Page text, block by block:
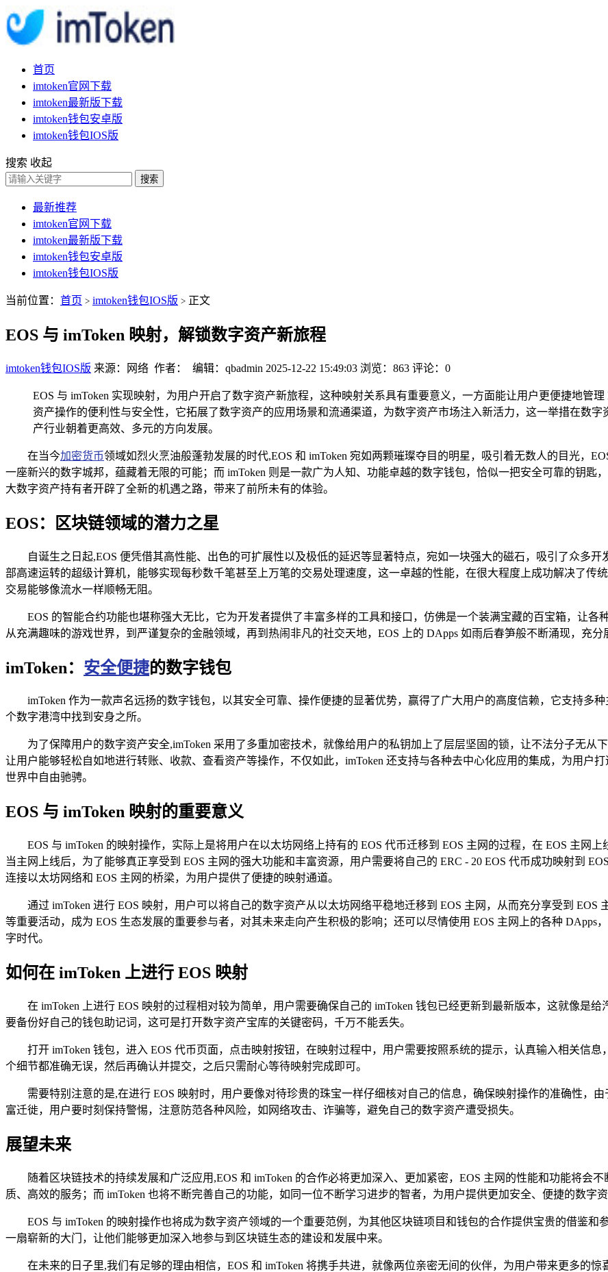
首页
imtoken官网下载
imtoken最新版下载
imtoken钱包安卓版
imtoken钱包IOS版
搜索 收起
搜索
最新推荐
imtoken官网下载
imtoken最新版下载
imtoken钱包安卓版
imtoken钱包IOS版
当前位置： 首页 > imtoken钱包IOS版 > 正文
EOS 与 imToken 映射，解锁数字资产新旅程
imtoken钱包IOS版 来源：网络 作者： 编辑：qbadmin 2025-12-22 15:49:03 浏览：863 评论：0
EOS 与 imToken 实现映射，为用户开启了数字资产新旅程，这种映射关系具有重要意义，一方面能让用户更便捷地管
资产操作的便利性与安全性，它拓展了数字资产的应用场景和流通渠道，为数字资产市场注入新活力，这一举措在数
产行业朝着更高效、多元的方向发展。
在当今加密货币领域如烈火烹油般蓬勃发展的时代,EOS 和 imToken 宛如两颗璀璨夺目的明星，吸引着无数人的目光，
一座新兴的数字城邦，蕴藏着无限的可能；而 imToken 则是一款广为人知、功能卓越的数字钱包，恰似一把安全可靠的钥匙
大数字资产持有者开辟了全新的机遇之路，带来了前所未有的体验。
EOS：区块链领域的潜力之星
自诞生之日起,EOS 便凭借其高性能、出色的可扩展性以及极低的延迟等显著特点，宛如一块强大的磁石，吸引了众多
部高速运转的超级计算机，能够实现每秒数千笔甚至上万笔的交易处理速度，这一卓越的性能，在很大程度上成功解决了传
交易能够像流水一样顺畅无阻。
EOS 的智能合约功能也堪称强大无比，它为开发者提供了丰富多样的工具和接口，仿佛是一个装满宝藏的百宝箱，让各
从充满趣味的游戏世界，到严谨复杂的金融领域，再到热闹非凡的社交天地，EOS 上的 DApps 如雨后春笋般不断涌现，充分
imToken： 安全便捷的数字钱包
imToken 作为一款声名远扬的数字钱包，以其安全可靠、操作便捷的显著优势，赢得了广大用户的高度信赖，它支持多
个数字港湾中找到安身之所。
为了保障用户的数字资产安全,imToken 采用了多重加密技术，就像给用户的私钥加上了层层坚固的锁，让不法分子无从
让用户能够轻松自如地进行转账、收款、查看资产等操作，不仅如此，imToken 还支持与各种去中心化应用的集成，为用户
世界中自由驰骋。
EOS 与 imToken 映射的重要意义
EOS 与 imToken 的映射操作，实际上是将用户在以太坊网络上持有的 EOS 代币迁移到 EOS 主网的过程，在 EOS 主网
当主网上线后，为了能够真正享受到 EOS 主网的强大功能和丰富资源，用户需要将自己的 ERC - 20 EOS 代币成功映射到
连接以太坊网络和 EOS 主网的桥梁，为用户提供了便捷的映射通道。
通过 imToken 进行 EOS 映射，用户可以将自己的数字资产从以太坊网络平稳地迁移到 EOS 主网，从而充分享受到
等重要活动，成为 EOS 生态发展的重要参与者，对其未来走向产生积极的影响；还可以尽情使用 EOS 主网上的各种
字时代。
如何在 imToken 上进行 EOS 映射
在 imToken 上进行 EOS 映射的过程相对较为简单，用户需要确保自己的 imToken 钱包已经更新到最新版本，这就像是
要备份好自己的钱包助记词，这可是打开数字资产宝库的关键密码，千万不能丢失。
打开 imToken 钱包，进入 EOS 代币页面，点击映射按钮，在映射过程中，用户需要按照系统的提示，认真输入相关信
个细节都准确无误，然后再确认并提交，之后只需耐心等待映射完成即可。
需要特别注意的是,在进行 EOS 映射时，用户要像对待珍贵的珠宝一样仔细核对自己的信息，确保映射操作的准确性，
富迁徙，用户要时刻保持警惕，注意防范各种风险，如网络攻击、诈骗等，避免自己的数字资产遭受损失。
展望未来
随着区块链技术的持续发展和广泛应用,EOS 和 imToken 的合作必将更加深入、更加紧密，EOS 主网的性能和功能将会
质、高效的服务；而 imToken 也将不断完善自己的功能，如同一位不断学习进步的智者，为用户提供更加安全、便捷的数字资
EOS 与 imToken 的映射操作也将成为数字资产领域的一个重要范例，为其他区块链项目和钱包的合作提供宝贵的借鉴和
一扇崭新的大门，让他们能够更加深入地参与到区块链生态的建设和发展中来。
在未来的日子里,我们有足够的理由相信，EOS 和 imToken 将携手共进，就像两位亲密无间的伙伴，为用户带来更多的惊